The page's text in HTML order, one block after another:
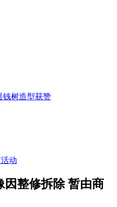
钱树造型获赞
动
因整修拆除 暂由商